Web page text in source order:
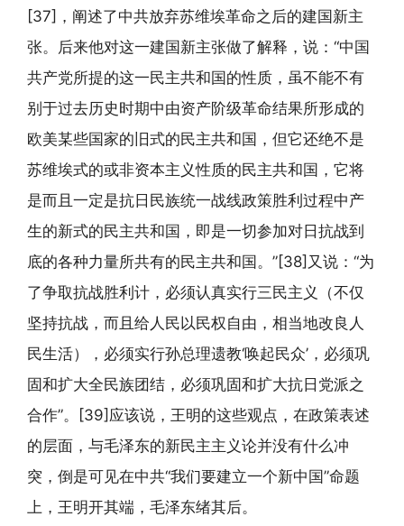
[37]，阐述了中共放弃苏维埃革命之后的建国新主
张。后来他对这一建国新主张做了解释，说：“中国
共产党所提的这一民主共和国的性质，虽不能不有
别于过去历史时期中由资产阶级革命结果所形成的
欧美某些国家的旧式的民主共和国，但它还绝不是
苏维埃式的或非资本主义性质的民主共和国，它将
是而且一定是抗日民族统一战线政策胜利过程中产
生的新式的民主共和国，即是一切参加对日抗战到
底的各种力量所共有的民主共和国。”[38]又说：“为
了争取抗战胜利计，必须认真实行三民主义（不仅
坚持抗战，而且给人民以民权自由，相当地改良人
民生活），必须实行孙总理遗教‘唤起民众’，必须巩
固和扩大全民族团结，必须巩固和扩大抗日党派之
合作”。[39]应该说，王明的这些观点，在政策表述
的层面，与毛泽东的新民主主义论并没有什么冲
突，倒是可见在中共“我们要建立一个新中国”命题
上，王明开其端，毛泽东绪其后。